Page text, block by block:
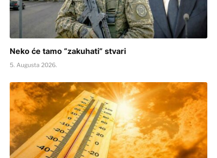
Neko će tamo “zakuhati” stvari
5. Augusta 2026.